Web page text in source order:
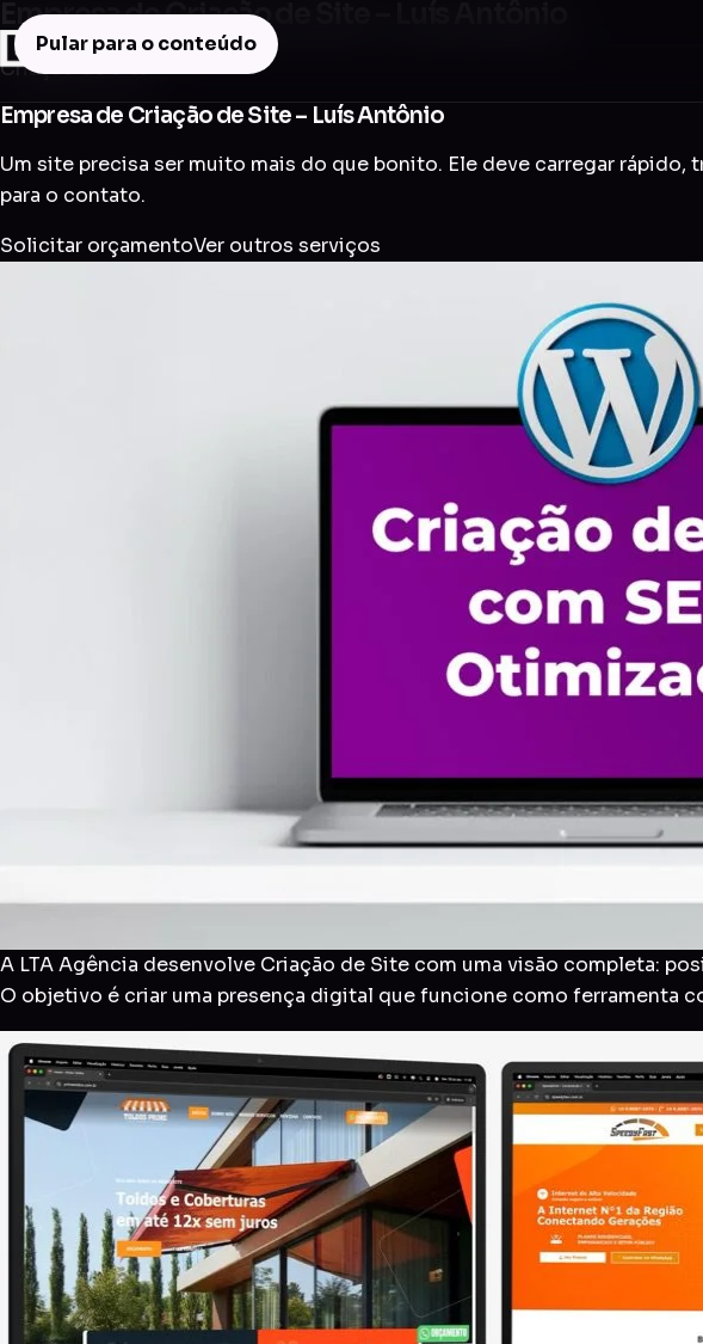
Pular para o conteúdo
Empresa de Criação de Site – Luís Antônio
Criação de Site
Empresa de Criação de Site – Luís Antônio
Um site precisa ser muito mais do que bonito. Ele deve carregar
para o contato.
Solicitar orçamentoVer outros serviços
A LTA Agência desenvolve Criação de Site com uma visão completa:
O objetivo é criar uma presença digital que funcione como ferramenta